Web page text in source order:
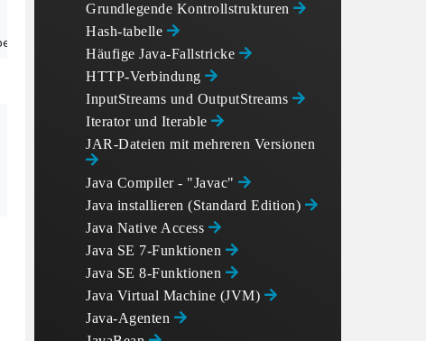
Grundlegende Kontrollstrukturen
Hash-tabelle
Häufige Java-Fallstricke
HTTP-Verbindung
InputStreams und OutputStreams
Iterator und Iterable
JAR-Dateien mit mehreren Versionen
Java Compiler - "Javac"
Java installieren (Standard Edition)
Java Native Access
Java SE 7-Funktionen
Java SE 8-Funktionen
Java Virtual Machine (JVM)
Java-Agenten